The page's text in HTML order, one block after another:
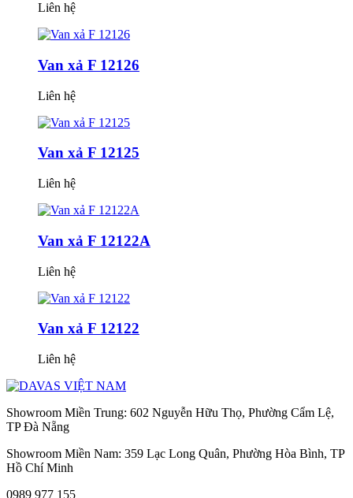
Liên hệ
Van xả F 12126
Liên hệ
Van xả F 12125
Liên hệ
Van xả F 12122A
Liên hệ
Van xả F 12122
Liên hệ
Showroom Miền Trung: 602 Nguyễn Hữu Thọ, Phường Cẩm Lệ,
TP Đà Nẵng
Showroom Miền Nam: 359 Lạc Long Quân, Phường Hòa Bình, TP
Hồ Chí Minh
0989 977 155